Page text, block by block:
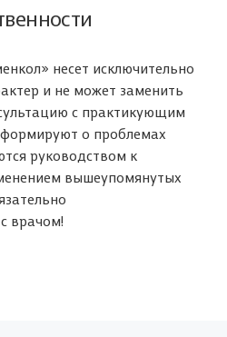
несет исключительно
и не может заменить
с практикующим
о проблемах
руководством к
вышеупомянутых
врачом!